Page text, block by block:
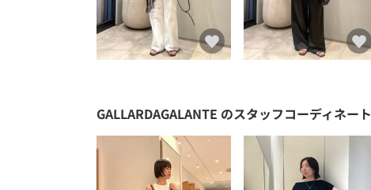
GALLARDAGALANTE のスタッフコーディネート